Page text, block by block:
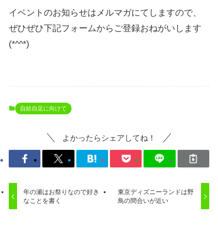
イベントのお知らせはメルマガにてしますので、
ぜひぜひ下記フォームからご登録おねがいします
(*^^*)
自給自足に向けて
よかったらシェアしてね！
年の瀬はお祭りなので好き
なことを書く
東京ディズニーランドは野
鳥の間合いが近い